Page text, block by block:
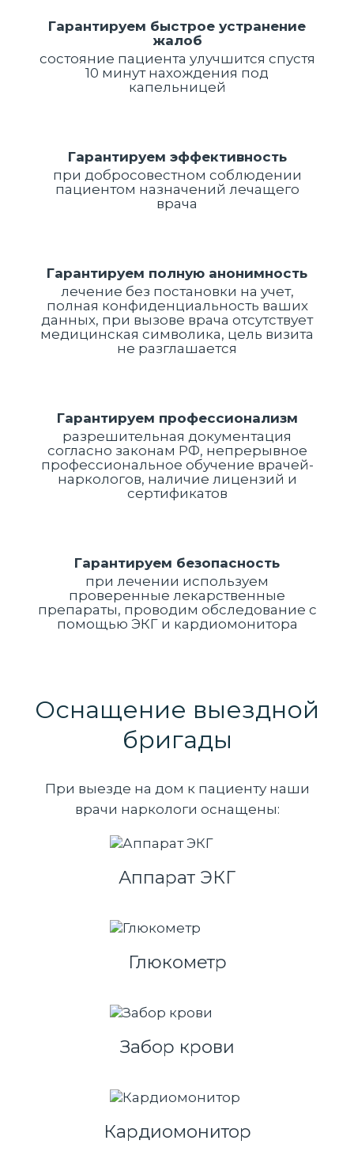
Гарантируем быстрое устранение
жалоб
состояние пациента улучшится спустя
10 минут нахождения под
капельницей
Гарантируем эффективность
при добросовестном соблюдении
пациентом назначений лечащего
врача
Гарантируем полную анонимность
лечение без постановки на учет,
полная конфиденциальность ваших
данных, при вызове врача отсутствует
медицинская символика, цель визита
не разглашается
Гарантируем профессионализм
разрешительная документация
согласно законам РФ, непрерывное
профессиональное обучение врачей-
наркологов, наличие лицензий и
сертификатов
Гарантируем безопасность
при лечении используем
проверенные лекарственные
препараты, проводим обследование с
помощью ЭКГ и кардиомонитора
Оснащение выездной
бригады
При выезде на дом к пациенту наши
врачи наркологи оснащены:
Аппарат ЭКГ
Глюкометр
Забор крови
Кардиомонитор